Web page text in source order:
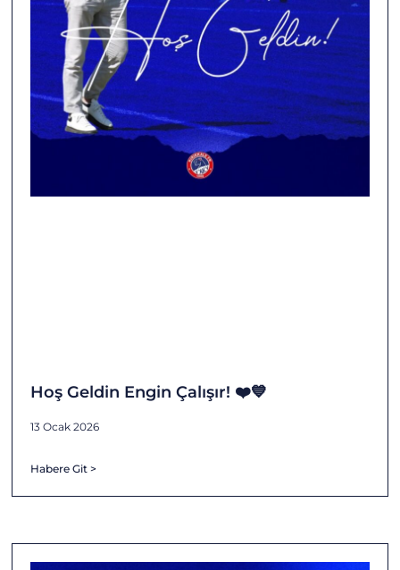
Hoş Geldin Engin Çalışır! ❤️💙
13 Ocak 2026
Habere Git >